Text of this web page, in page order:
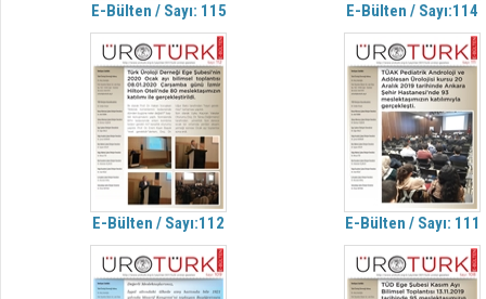
E-Bülten / Sayı: 115 E-Bülten / Sayı:114
E-Bülten / Sayı:112 E-Bülten / Sayı: 111